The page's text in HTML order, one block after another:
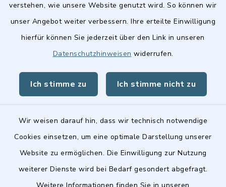
verstehen, wie unsere Website genutzt wird. So können wir
unser Angebot weiter verbessern. Ihre erteilte Einwilligung
hierfür können Sie jederzeit über den Link in unseren
Datenschutzhinweisen widerrufen.
Ich stimme zu Ich stimme nicht zu
Wir weisen darauf hin, dass wir technisch notwendige
Cookies einsetzen, um eine optimale Darstellung unserer
Website zu ermöglichen. Die Einwilligung zur Nutzung
weiterer Dienste wird bei Bedarf gesondert abgefragt.
Quicklinks
Stellenangebote
Landkreis Fürth